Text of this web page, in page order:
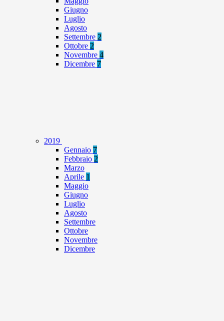
Giugno
Luglio
Agosto
Settembre 2
Ottobre 2
Novembre 4
Dicembre 7
2019
Gennaio 7
Febbraio 2
Marzo
Aprile 1
Maggio
Giugno
Luglio
Agosto
Settembre
Ottobre
Novembre
Dicembre